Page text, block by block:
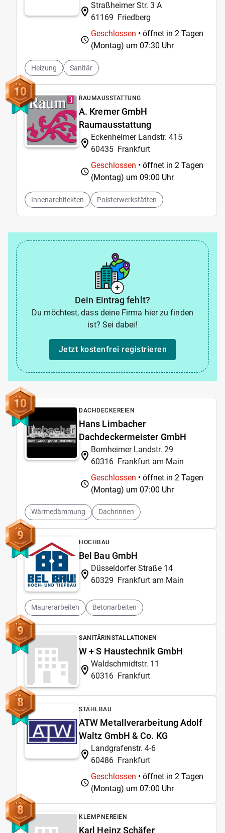
Straßheimer Str. 3 A
61169 Friedberg
Geschlossen • öffnet in 2 Tagen
(Montag) um 07:30 Uhr
Heizung Sanitär
10 RAUMAUSSTATTUNG
A. Kremer GmbH
Raumausstattung
Eckenheimer Landstr. 415
60435 Frankfurt
Geschlossen • öffnet in 2 Tagen
(Montag) um 09:00 Uhr
Innenarchitekten Polsterwerkstätten
Dein Eintrag fehlt?
Du möchtest, dass deine Firma hier zu finden
ist? Sei dabei!
Jetzt kostenfrei registrieren
10 DACHDECKEREIEN
Hans Limbacher
Dachdeckermeister GmbH
Bornheimer Landstr. 29
60316 Frankfurt am Main
Geschlossen • öffnet in 2 Tagen
(Montag) um 07:00 Uhr
Wärmedämmung Dachrinnen
9 HOCHBAU
Bel Bau GmbH
Düsseldorfer Straße 14
60329 Frankfurt am Main
Maurerarbeiten Betonarbeiten
9 SANITÄRINSTALLATIONEN
W + S Haustechnik GmbH
Waldschmidtstr. 11
60316 Frankfurt
8 STAHLBAU
ATW Metallverarbeitung Adolf
Waltz GmbH & Co. KG
Landgrafenstr. 4-6
60486 Frankfurt
Geschlossen • öffnet in 2 Tagen
(Montag) um 07:00 Uhr
8 KLEMPNEREIEN
Karl Heinz Schäfer